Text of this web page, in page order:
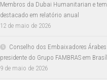
Membros da Dubai Humanitarian e
destacado em relatório anual
12 de maio de 2026
Conselho dos Embaixadores
presidente do Grupo FAMBRAS em
9 de maio de 2026